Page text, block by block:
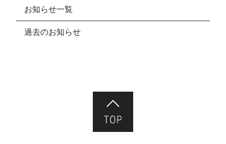
お知らせ一覧
過去のお知らせ